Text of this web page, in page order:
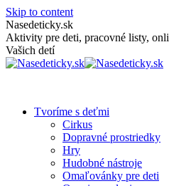
Skip to content
Nasedeticky.sk
Aktivity pre deti, pracovné listy,
Vašich detí
Tvoríme s deťmi
Cirkus
Dopravné prostriedky
Hry
Hudobné nástroje
Omaľovánky pre deti